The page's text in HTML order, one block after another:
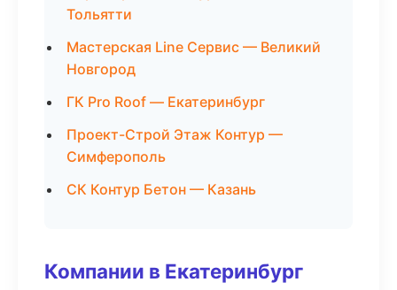
Тольятти
Мастерская Line Сервис — Великий
Новгород
ГК Pro Roof — Екатеринбург
Проект-Строй Этаж Контур —
Симферополь
СК Контур Бетон — Казань
Компании в Екатеринбург